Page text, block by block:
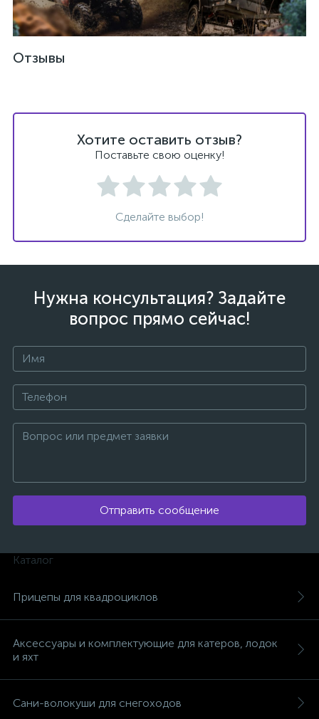
Отзывы
Хотите оставить отзыв?
Поставьте свою оценку!
Сделайте выбор!
Нужна консультация? Задайте
вопрос прямо сейчас!
Отправить сообщение
Каталог
Прицепы для квадроциклов
Аксессуары и комплектующие для катеров, лодок
и яхт
Сани-волокуши для снегоходов